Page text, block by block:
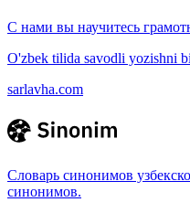
С нами вы научитесь
O'zbek tilida savodli yozishni
sarlavha.com
Словарь синонимов
синонимов.